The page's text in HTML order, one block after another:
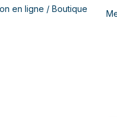
en ligne / Boutique